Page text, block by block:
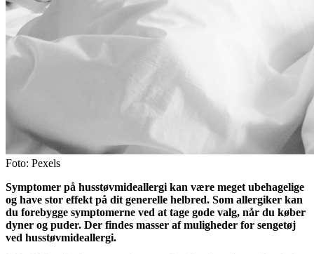
Foto: Pexels
Symptomer på husstøvmideallergi kan være meget ubehagelige
og have stor effekt på dit generelle helbred. Som allergiker kan
du forebygge symptomerne ved at tage gode valg, når du køber
dyner og puder. Der findes masser af muligheder for sengetøj
ved husstøvmideallergi.